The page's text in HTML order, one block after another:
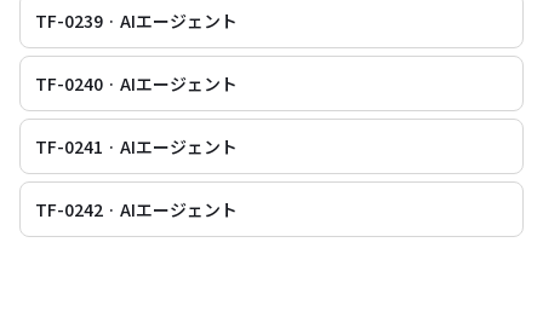
TF-0239 · AIエージェント
TF-0240 · AIエージェント
TF-0241 · AIエージェント
TF-0242 · AIエージェント